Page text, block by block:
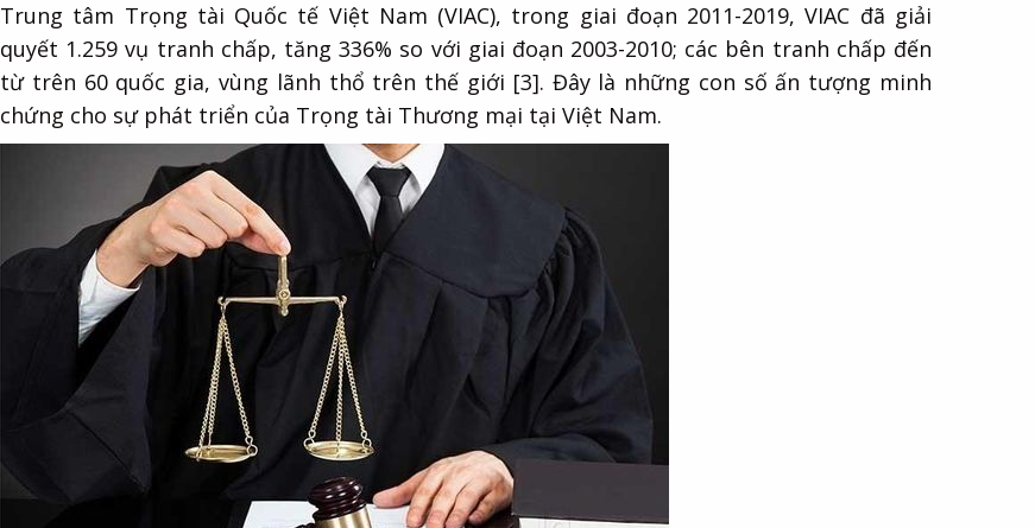
Trung tâm Trọng tài Quốc tế Việt Nam (VIAC), trong giai đoạn 2011-2019, VIAC đã giải
quyết 1.259 vụ tranh chấp, tăng 336% so với giai đoạn 2003-2010; các bên tranh chấp đến
từ trên 60 quốc gia, vùng lãnh thổ trên thế giới [3]. Đây là những con số ấn tượng minh
chứng cho sự phát triển của Trọng tài Thương mại tại Việt Nam.